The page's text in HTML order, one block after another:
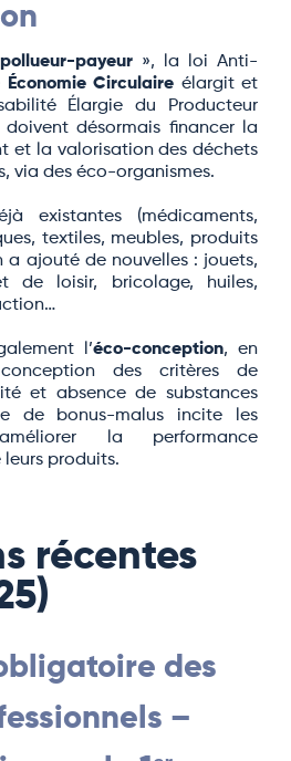
pollueur-payeur», la loi Anti-
Économie Circulaire élargit et
Élargie du Producteur
doivent désormais financer la
et la valorisation des déchets
via des éco-organismes.
existantes (médicaments,
textiles, meubles, produits
a ajouté de nouvelles : jouets,
de loisir, bricolage, huiles,
l’éco-conception, en
des critères de
et absence de substances
de bonus-malus incite les
la performance
produits.
récentes
des
–